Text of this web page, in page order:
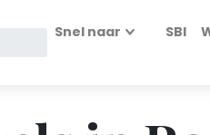
Snel naar SBI